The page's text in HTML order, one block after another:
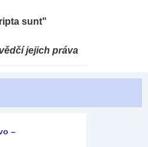
sunt"
jejich práva
–